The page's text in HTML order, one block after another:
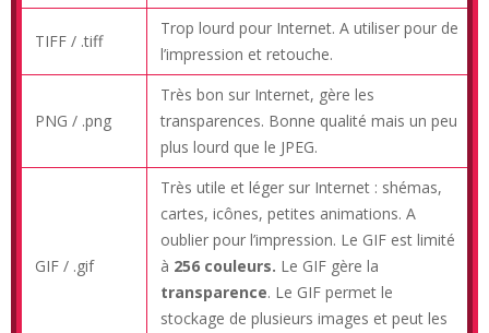
TIFF / .tiff
Trop lourd pour Internet. A utiliser pour de
l’impression et retouche.
PNG / .png
Très bon sur Internet, gère les
transparences. Bonne qualité mais un peu
plus lourd que le JPEG.
GIF / .gif
Très utile et léger sur Internet : shémas,
cartes, icônes, petites animations. A
oublier pour l’impression. Le GIF est limité
à 256 couleurs. Le GIF gère la
transparence. Le GIF permet le
stockage de plusieurs images et peut les